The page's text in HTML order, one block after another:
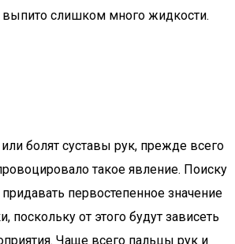
слишком много жидкости.
болят суставы рук, прежде всего
такое явление. Поиску
первостепенное значение
поскольку от этого будут зависеть
Чаще всего пальцы рук и